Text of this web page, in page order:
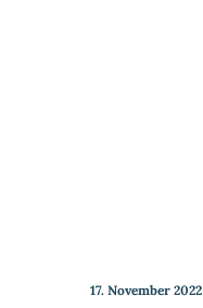
17. November 2022